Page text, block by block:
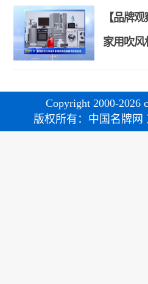
【品牌
家用吹风
Copyright 2000-2026
版权所有：中国名牌网